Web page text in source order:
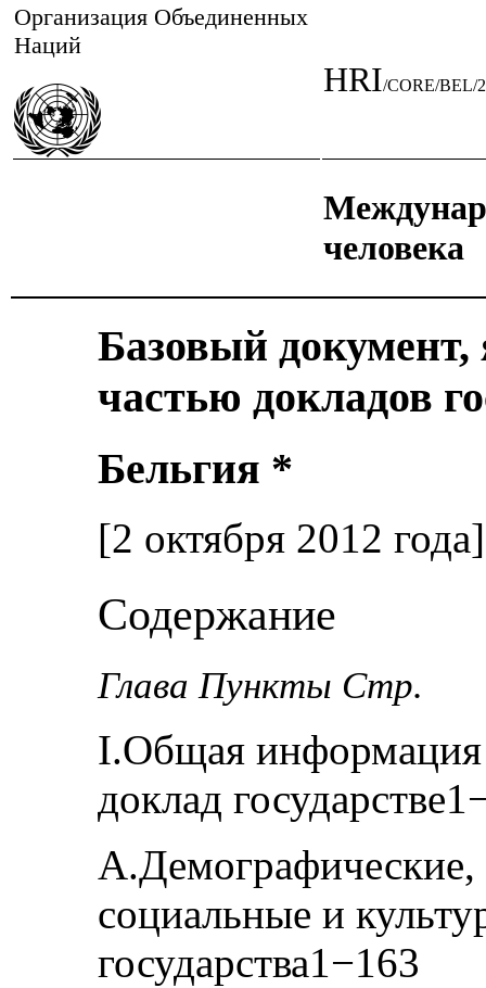
Организация Объединенных
Наций
HRI/CORE/BEL/
человека
Базовый
частью докладов
Бельгия *
[2 октября 2012 года]
Содержание
Глава Пункты Стр.
I.Общая
доклад
А.Демографические,
социальные и
государства1−163